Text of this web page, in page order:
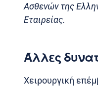
Ασθενών της
Εταιρείας.
Άλλες
Χειρουργική